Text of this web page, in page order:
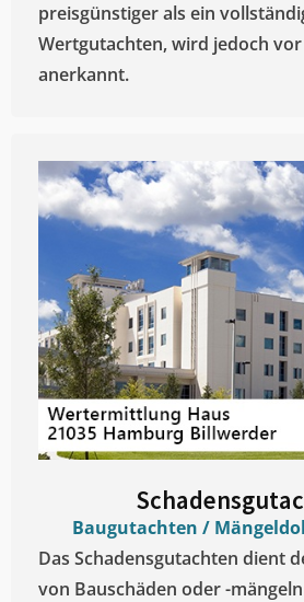
preisgünstiger als ein
Wertgutachten, wird jedoch
anerkannt.
Baugutachten /
Das Schadensgutachten dient
von Bauschäden oder -